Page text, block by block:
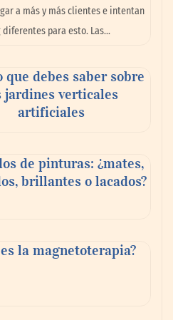
de la etapa
director general
a más y más clientes e intentan
para esto. Las…
que debes saber sobre
jardines verticales
artificiales
de pinturas: ¿mates,
brillantes o lacados?
la magnetoterapia?